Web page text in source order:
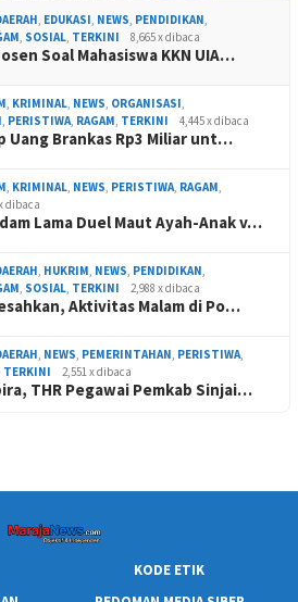
, EDUKASI, NEWS, PENDIDIKAN,
, SOSIAL, TERKINI 8,665 x dibaca
Soal Mahasiswa KKN UIA…
, KRIMINAL, NEWS, ORGANISASI,
, PERISTIWA, RAGAM, TERKINI 4,445 x dibaca
Uang Brankas Rp3 Miliar unt…
, KRIMINAL, NEWS, PERISTIWA, RAGAM,
dibaca
Lama Duel Maut Ayah-Anak v…
, HUKRIM, NEWS, PENDIDIKAN,
, SOSIAL, TERKINI 2,988 x dibaca
Aktivitas Malam di Po…
, NEWS, PEMERINTAHAN, PERISTIWA,
TERKINI 2,551 x dibaca
THR Pegawai Pemkab Sinjai…
KODE ETIK